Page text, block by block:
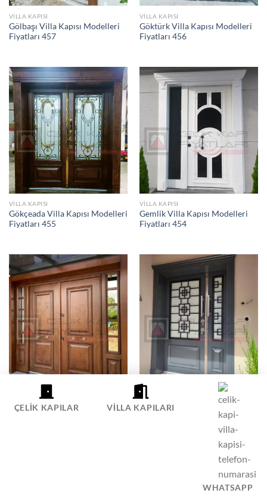
VILLA KAPISI
Gölbaşı Villa Kapısı Modelleri
Fiyatları 457
VILLA KAPISI
Göktürk Villa Kapısı Modelleri
Fiyatları 456
VILLA KAPISI
Gökçeada Villa Kapısı Modelleri
Fiyatları 455
VILLA KAPISI
Gemlik Villa Kapısı Modelleri
Fiyatları 454
VILLA KAPISI
Gelibolu Villa Kapısı Modelleri
Fiyatları 453
VILLA KAPISI
Fulya Villa Kapısı Modelleri
Fiyatları 452
ÇELIK KAPILAR VILLA KAPILARI
WHATSAPP